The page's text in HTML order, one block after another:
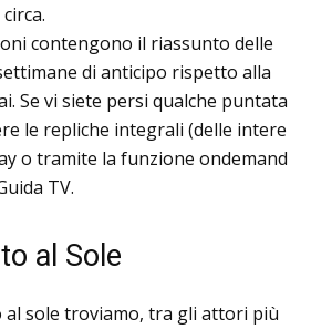
contengono il riassunto delle
di anticipo rispetto alla
Se vi siete persi qualche puntata
le repliche integrali (delle intere
o tramite la funzione ondemand
TV.
al Sole
al sole troviamo, tra gli attori più